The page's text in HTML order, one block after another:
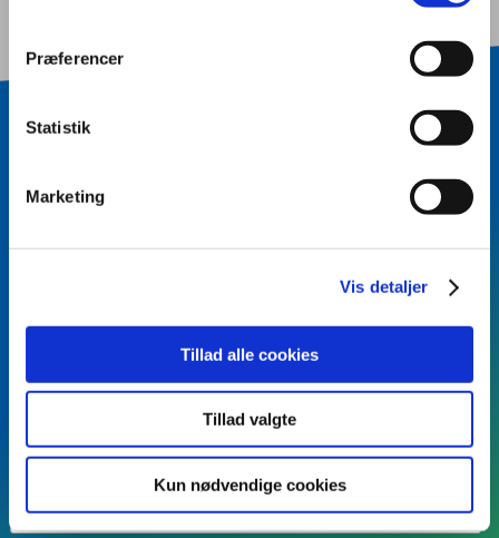
Præferencer
Statistik
Marketing
Vis detaljer
Tillad alle cookies
Tillad valgte
Kun nødvendige cookies
Vil du vide mere?
Skriv dit navn og dine
besked - så kontakter vi dig.